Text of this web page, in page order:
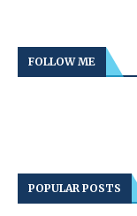
FOLLOW ME
POPULAR POSTS